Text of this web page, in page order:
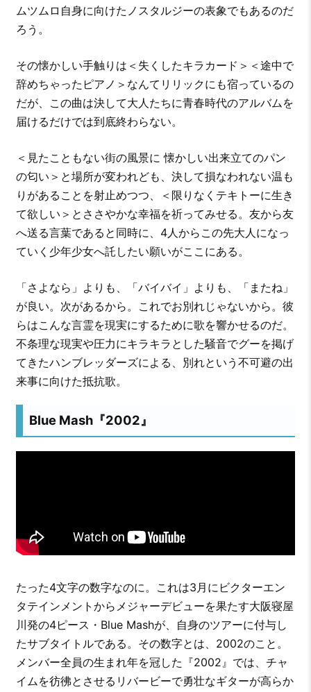
ムツムロ自身に向けたノスタルジーの表象でもあるのだ
ろう。
その懐かしい手触りは＜失くしたキラカード＞＜途中で
辞めちゃったピアノ＞なんてリリックにも宿っているの
だが、この曲は決して大人たちに青春時代のアルバムを
届けるだけでは到底終わらない。
＜見たこともない街の風景に 懐かしい出来立てのパン
の匂い＞と場所が変われども、決して損なわれない温も
りがあることを射止めつつ、＜限りなくテキトーに生き
て欲しい＞とささやかな幸福を祈ってみせる。友から友
へ送る言葉であると同時に、4人からこの先大人になっ
ていく少年少女へ託したい願いがここにある。
「さよなら」よりも、「バイバイ」よりも、「またね」
が良い。次があるから。これでお別れじゃないから。彼
らはこんな言霊を現実にするために歌を響かせるのだ。
不条理な現実や圧力にキラキラとした騒音でグーを掲げ
てきたハンブレッダーズによる、別れという不可避の出
来事に向けた抵抗歌。
Blue Mash『2002』
たった4文字の数字なのに。これは3月にビクターエン
タテインメントからメジャーデビューを果たす大阪寝屋
川発の4ピース・Blue Mashが、自身のツアーに付与し
たサブタイトルである。その数字とは、2002のこと。
メンバー全員の生まれ年を冠した『2002』では、チャ
イムを彷彿とさせるリバービーで勇壮なギターが高らか